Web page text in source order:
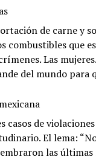
de carne y
combustibles que
Las
del mundo para
casos de
El lema:
las